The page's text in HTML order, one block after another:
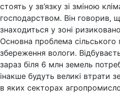
стоять у зв’язку зі зміною
господарством. Він говорив,
знаходиться у зоні
Основна проблема сільського
збереження вологи.
зараз біля 6 млн земель
інакше будуть великі втрати
в яких секторах